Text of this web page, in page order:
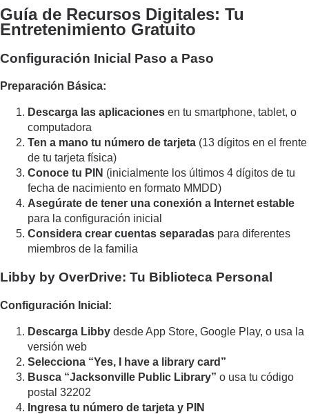
Guía de Recursos Digitales: Tu
Entretenimiento Gratuito
Configuración Inicial Paso a Paso
Preparación Básica:
Descarga las aplicaciones en tu smartphone, tablet, o
computadora
Ten a mano tu número de tarjeta (13 dígitos en el frente
de tu tarjeta física)
Conoce tu PIN (inicialmente los últimos 4 dígitos de tu
fecha de nacimiento en formato MMDD)
Asegúrate de tener una conexión a Internet estable
para la configuración inicial
Considera crear cuentas separadas para diferentes
miembros de la familia
Libby by OverDrive: Tu Biblioteca Personal
Configuración Inicial:
Descarga Libby desde App Store, Google Play, o usa la
versión web
Selecciona “Yes, I have a library card”
Busca “Jacksonville Public Library” o usa tu código
postal 32202
Ingresa tu número de tarjeta y PIN